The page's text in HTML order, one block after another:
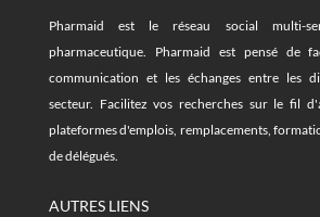
Pharmaid est le réseau social multi-
pharmaceutique. Pharmaid est pensé de
communication et les échanges entre les
secteur. Facilitez vos recherches sur le fil
plateformes d'emplois, remplacements,
de délégués.
AUTRES LIENS